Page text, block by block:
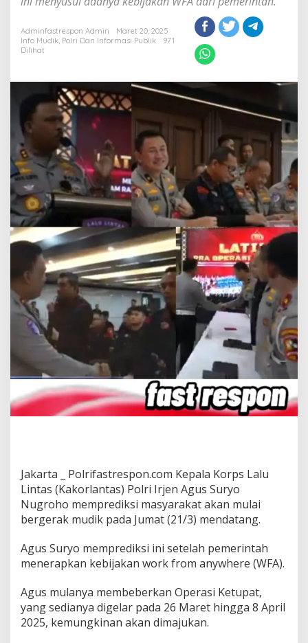
Adminfastrespon Admin
Maret 20, 2025
Info Mudik, Polri Dan Informasi Publik
971
Dilihat
Jakarta _ Polrifastrespon.com Kepala Korps Lalu
Lintas (Kakorlantas) Polri Irjen Agus Suryo
Nugroho memprediksi masyarakat akan mulai
bergerak mudik pada Jumat (21/3) mendatang.
Agus Suryo memprediksi ini setelah pemerintah
menerapkan kebijakan work from anywhere (WFA).
Agus mulanya membeberkan Operasi Ketupat,
yang sedianya digelar pada 26 Maret hingga 8 April
2025, kemungkinan akan dimajukan.